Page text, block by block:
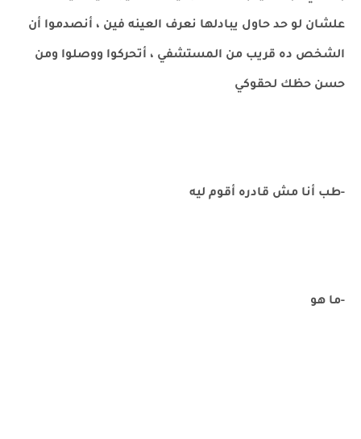
علشان لو حد حاول يبادلها نعرف العينه فين ، أنصدموا أن
الشخص ده قريب من المستشفي ، أتحركوا ووصلوا ومن
حسن حظك لحقوكي
-طب أنا مش قادره أقوم ليه
-ما هو